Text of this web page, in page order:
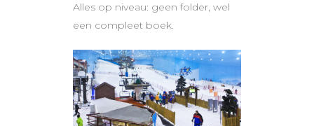
Alles op niveau: geen folder, wel
een compleet boek.